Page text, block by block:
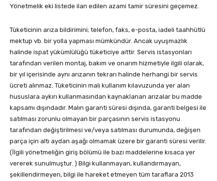
Yönetmelik eki listede ilan edilen azami tamir süresini geçemez.
Tüketicinin arıza bildirimini; telefon, faks, e-posta, iadeli taahhütlü
mektup vb. bir yolla yapması mümkündür. Ancak uyuşmazlık
halinde ispat yükümlülüğü tüketiciye aittir. Servis istasyonları
tarafından verilen montaj, bakım ve onarım hizmetiyle ilgili olarak,
bir yıl içerisinde aynı arızanın tekrarı halinde herhangi bir servis
ücreti alınmaz. Tüketicinin malı kullanım kılavuzunda yer alan
hususlara aykırı kullanmasından kaynaklanan arızalar bu madde
kapsamı dışındadır. Malın garanti süresi dışında, garanti belgesi ile
satılması zorunlu olmayan bir parçasının servis istasyonu
tarafından değiştirilmesi ve/veya satılması durumunda, değişen
parça için altı aydan aşağı olmamak üzere bir garanti süresi verilir.
(İlgili yönetmeliğin giriş bölümü ile bazı maddelerine kısaca yer
vererek sunulmuştur. ) Bilgi kullanmayan, kullandırmayan,
şekillendirmeyen, bilgi ile hareket etmeyen tüm taraflara 2013